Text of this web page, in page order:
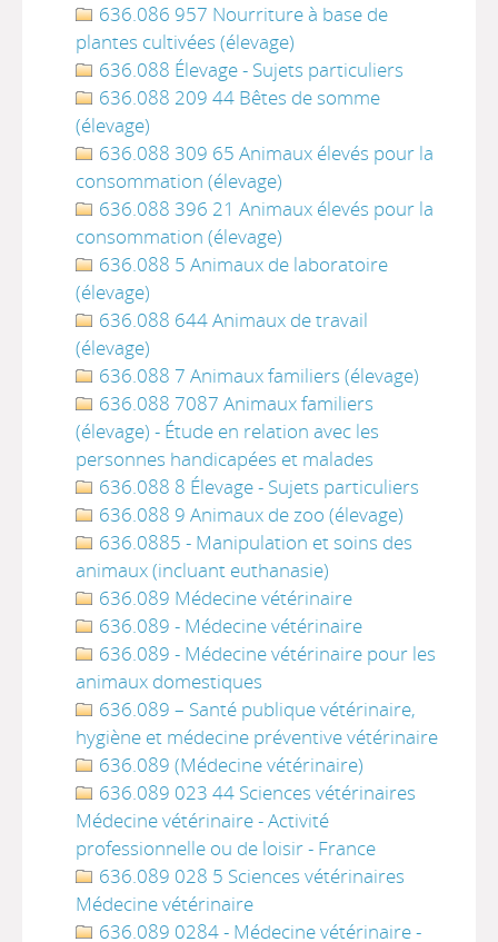
636.086 957 Nourriture à base de
plantes cultivées (élevage)
636.088 Élevage - Sujets particuliers
636.088 209 44 Bêtes de somme
(élevage)
636.088 309 65 Animaux élevés pour la
consommation (élevage)
636.088 396 21 Animaux élevés pour la
consommation (élevage)
636.088 5 Animaux de laboratoire
(élevage)
636.088 644 Animaux de travail
(élevage)
636.088 7 Animaux familiers (élevage)
636.088 7087 Animaux familiers
(élevage) - Étude en relation avec les
personnes handicapées et malades
636.088 8 Élevage - Sujets particuliers
636.088 9 Animaux de zoo (élevage)
636.0885 - Manipulation et soins des
animaux (incluant euthanasie)
636.089 Médecine vétérinaire
636.089 - Médecine vétérinaire
636.089 - Médecine vétérinaire pour les
animaux domestiques
636.089 – Santé publique vétérinaire,
hygiène et médecine préventive vétérinaire
636.089 (Médecine vétérinaire)
636.089 023 44 Sciences vétérinaires
Médecine vétérinaire - Activité
professionnelle ou de loisir - France
636.089 028 5 Sciences vétérinaires
Médecine vétérinaire
636.089 0284 - Médecine vétérinaire -